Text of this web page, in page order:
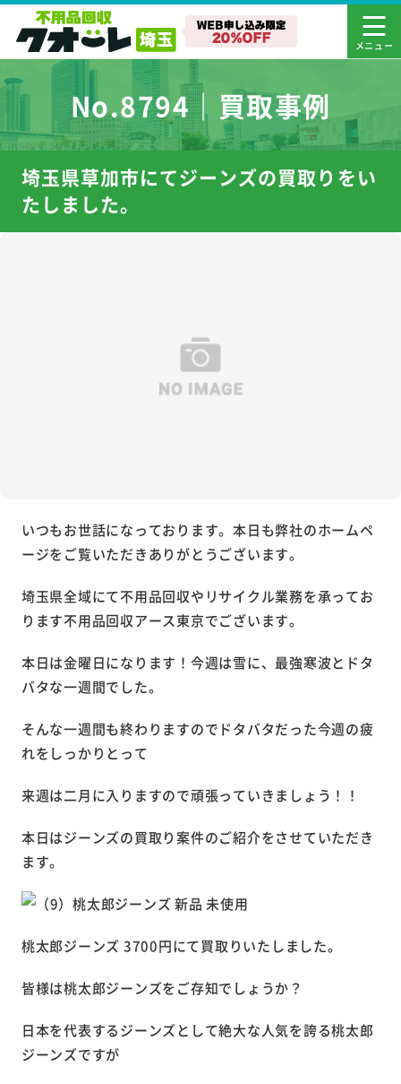
No.8794｜買取事例
埼玉県草加市にてジーンズの買取りをい
たしました。
いつもお世話になっております。本日も弊社のホームペ
ージをご覧いただきありがとうございます。
埼玉県全域にて不用品回収やリサイクル業務を承ってお
ります不用品回収アース東京でございます。
本日は金曜日になります！今週は雪に、最強寒波とドタ
バタな一週間でした。
そんな一週間も終わりますのでドタバタだった今週の疲
れをしっかりとって
来週は二月に入りますので頑張っていきましょう！！
本日はジーンズの買取り案件のご紹介をさせていただき
ます。
桃太郎ジーンズ 3700円にて買取りいたしました。
皆様は桃太郎ジーンズをご存知でしょうか？
日本を代表するジーンズとして絶大な人気を誇る桃太郎
ジーンズですが